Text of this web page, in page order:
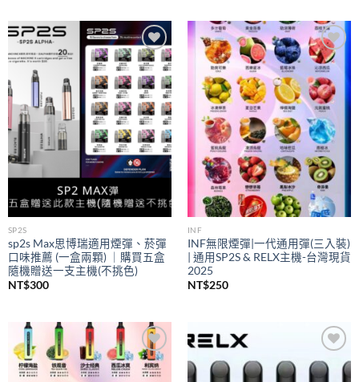
Add to
wishlist
SP2S
sp2s Max思博瑞適用煙彈、菸彈
口味推薦 (一盒兩顆) ｜購買五盒
隨機贈送一支主機(不挑色)
NT$300
Add to
wishlist
INF
INF無限煙彈|一代通用彈(三入裝)
| 通用SP2S & RELX主機-台灣現貨
2025
NT$250
Add to
wishlist
Add to
wishlist